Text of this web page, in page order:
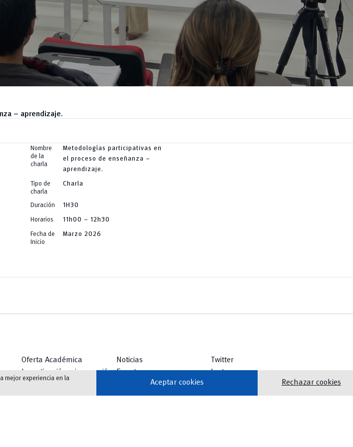
– aprendizaje.
Nombre
de la
charla
Metodologías participativas en
el proceso de enseñanza –
aprendizaje.
Tipo de
charla
Charla
Duración 1H30
Horarios 11h00 – 12h30
Fecha de
Inicio
Marzo 2026
Oferta Académica
Investigación e innovación
Innovación Educativa
Vinculación
Noticias
Eventos
Servicios
Twitter
Instagram
Youtube
mejor experiencia en la
Aceptar cookies Rechazar cookies